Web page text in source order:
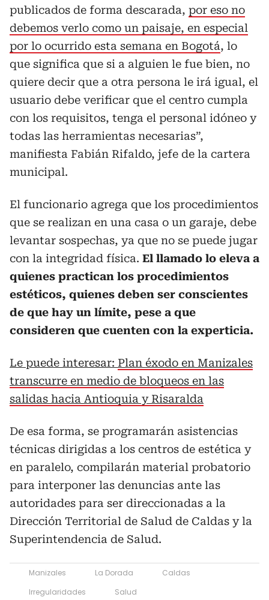
publicados de forma descarada, por eso no
debemos verlo como un paisaje, en especial
por lo ocurrido esta semana en Bogotá, lo
que significa que si a alguien le fue bien, no
quiere decir que a otra persona le irá igual, el
usuario debe verificar que el centro cumpla
con los requisitos, tenga el personal idóneo y
todas las herramientas necesarias”,
manifiesta Fabián Rifaldo, jefe de la cartera
municipal.
El funcionario agrega que los procedimientos
que se realizan en una casa o un garaje, debe
levantar sospechas, ya que no se puede jugar
con la integridad física. El llamado lo eleva a
quienes practican los procedimientos
estéticos, quienes deben ser conscientes
de que hay un límite, pese a que
consideren que cuenten con la experticia.
Le puede interesar: Plan éxodo en Manizales
transcurre en medio de bloqueos en las
salidas hacia Antioquia y Risaralda
De esa forma, se programarán asistencias
técnicas dirigidas a los centros de estética y
en paralelo, compilarán material probatorio
para interponer las denuncias ante las
autoridades para ser direccionadas a la
Dirección Territorial de Salud de Caldas y la
Superintendencia de Salud.
Manizales La Dorada
Caldas
Irregularidades
Salud